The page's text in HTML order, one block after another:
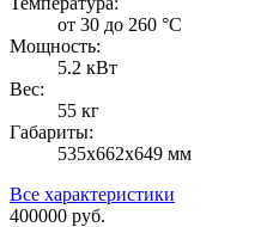
от 30 до 260 °С
Мощность:
5.2 кВт
Вес:
55 кг
Габариты:
535х662х649 мм
Все характеристики
400000 руб.